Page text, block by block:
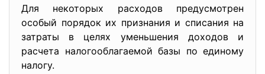
Для некоторых расходов предусмотрен
особый порядок их признания и списания на
затраты в целях уменьшения доходов и
расчета налогооблагаемой базы по единому
налогу.